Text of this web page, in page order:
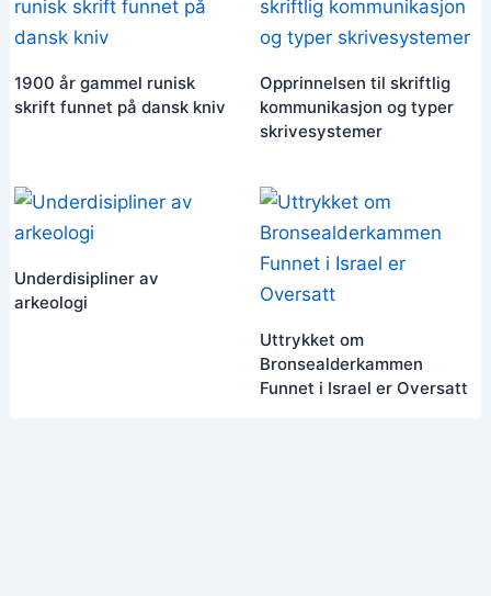
1900 år gammel runisk
skrift funnet på dansk kniv
Opprinnelsen til skriftlig
kommunikasjon og typer
skrivesystemer
Underdisipliner av
arkeologi
Uttrykket om
Bronsealderkammen
Funnet i Israel er Oversatt